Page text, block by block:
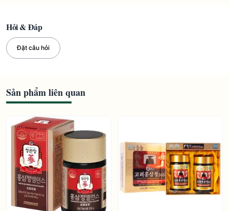
Hỏi & Đáp
Đặt câu hỏi
Sản phẩm liên quan